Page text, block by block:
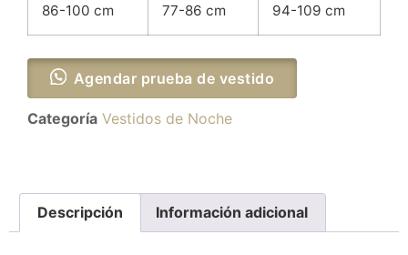
86-100 cm 77-86 cm 94-109 cm
Agendar prueba de vestido
Categoría Vestidos de Noche
Descripción Información adicional